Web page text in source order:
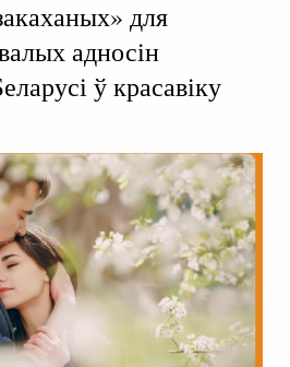
для
адносін
ў красавіку